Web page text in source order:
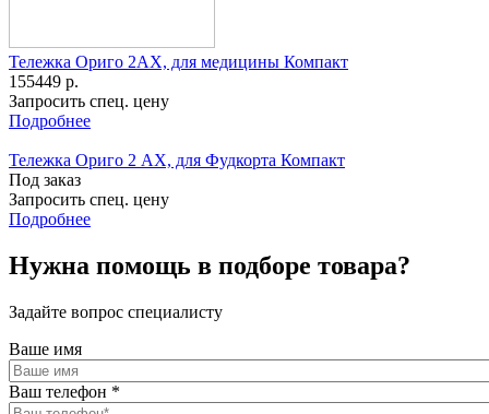
Тележка Ориго 2АХ, для медицины Компакт
155449 р.
Запросить спец. цену
Подробнее
Тележка Ориго 2 АХ, для Фудкорта Компакт
Под заказ
Запросить спец. цену
Подробнее
Нужна помощь в подборе товара?
Задайте вопрос специалисту
Ваше имя
Ваш телефон *